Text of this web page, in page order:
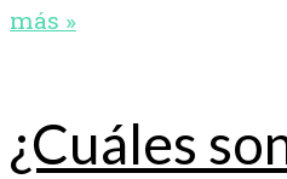
más »
¿Cuáles